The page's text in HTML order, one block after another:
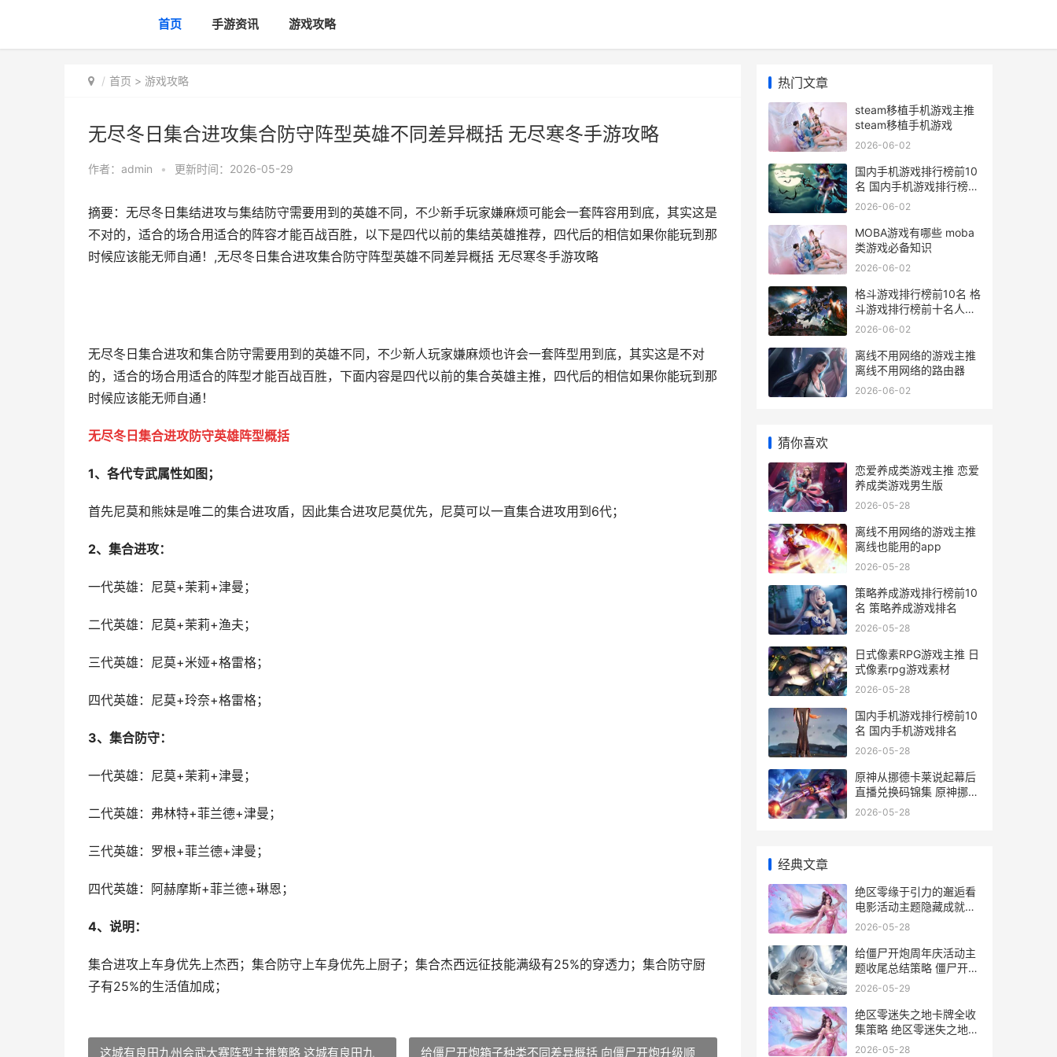
首页 手游资讯 游戏攻略
首页 > 游戏攻略
无尽冬日集合进攻集合防守阵型英雄不同差异概括 无尽寒冬手游攻略
作者： admin • 更新时间：2026-05-29
摘要：无尽冬日集结进攻与集结防守需要用到的英雄不同，不少新手玩家嫌麻烦可能会一套阵容用到底，其实这是
不对的，适合的场合用适合的阵容才能百战百胜，以下是四代以前的集结英雄推荐，四代后的相信如果你能玩到那
时候应该能无师自通！,无尽冬日集合进攻集合防守阵型英雄不同差异概括 无尽寒冬手游攻略
无尽冬日集合进攻和集合防守需要用到的英雄不同，不少新人玩家嫌麻烦也许会一套阵型用到底，其实这是不对
的，适合的场合用适合的阵型才能百战百胜，下面内容是四代以前的集合英雄主推，四代后的相信如果你能玩到那
时候应该能无师自通！
无尽冬日集合进攻防守英雄阵型概括
1、各代专武属性如图；
首先尼莫和熊妹是唯二的集合进攻盾，因此集合进攻尼莫优先，尼莫可以一直集合进攻用到6代；
2、集合进攻：
一代英雄：尼莫+茉莉+津曼；
二代英雄：尼莫+茉莉+渔夫；
三代英雄：尼莫+米娅+格雷格；
四代英雄：尼莫+玲奈+格雷格；
3、集合防守：
一代英雄：尼莫+茉莉+津曼；
二代英雄：弗林特+菲兰德+津曼；
三代英雄：罗根+菲兰德+津曼；
四代英雄：阿赫摩斯+菲兰德+琳恩；
4、说明：
集合进攻上车身优先上杰西；集合防守上车身优先上厨子；集合杰西远征技能满级有25%的穿透力；集合防守厨
子有25%的生活值加成；
这城有良田九州会武大赛阵型主推策略 这城有良田九 给僵尸开炮箱子种类不同差异概括 向僵尸开炮升级顺
热门文章
steam移植手机游戏主推
steam移植手机游戏
2026-06-02
国内手机游戏排行榜前10
名 国内手机游戏排行榜前
十名
2026-06-02
MOBA游戏有哪些 moba
类游戏必备知识
2026-06-02
格斗游戏排行榜前10名 格
斗游戏排行榜前十名人物
图片
2026-06-02
离线不用网络的游戏主推
离线不用网络的路由器
2026-06-02
猜你喜欢
恋爱养成类游戏主推 恋爱
养成类游戏男生版
2026-05-28
离线不用网络的游戏主推
离线也能用的app
2026-05-28
策略养成游戏排行榜前10
名 策略养成游戏排名
2026-05-28
日式像素RPG游戏主推 日
式像素rpg游戏素材
2026-05-28
国内手机游戏排行榜前10
名 国内手机游戏排名
2026-05-28
原神从挪德卡莱说起幕后
直播兑换码锦集 原神挪德
卡莱原型
2026-05-28
经典文章
绝区零缘于引力的邂逅看
电影活动主题隐藏成就锦
集 绝区零缘于引力的邂逅
2026-05-28
给僵尸开炮周年庆活动主
题收尾总结策略 僵尸开炮
周年庆是哪一天
2026-05-29
绝区零迷失之地卡牌全收
集策略 绝区零迷失之地攻
略
2026-05-28